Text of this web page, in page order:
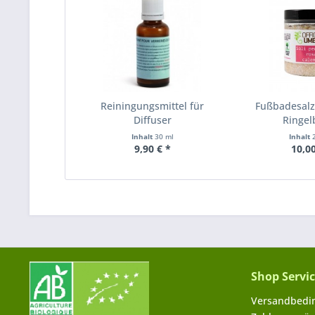
Reiningungsmittel für
Diffuser
Inhalt 30 ml
9,90 € *
Inhalt
Shop